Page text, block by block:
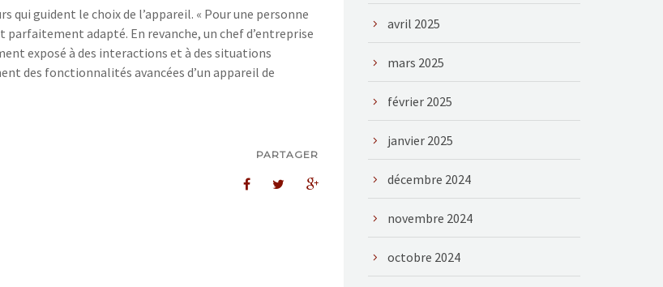
qui guident le choix de l’appareil. « Pour une personne
parfaitement adapté. En revanche, un chef d’entreprise
exposé à des interactions et à des situations
des fonctionnalités avancées d’un appareil de
PARTAGER
avril 2025
mars 2025
février 2025
janvier 2025
décembre 2024
novembre 2024
octobre 2024